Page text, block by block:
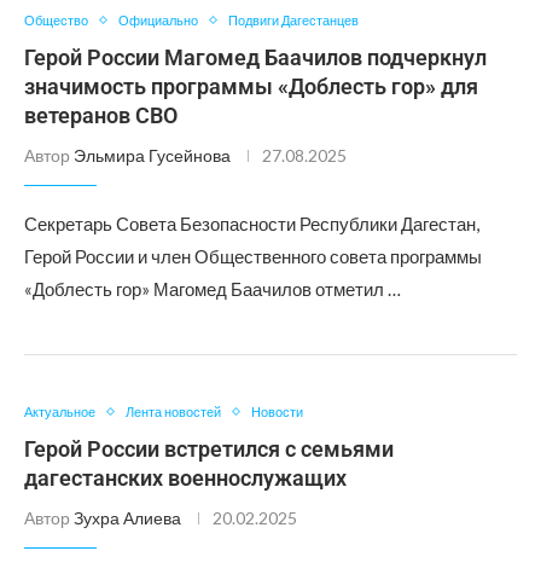
Общество Официально Подвиги Дагестанцев
Герой России Магомед Баачилов подчеркнул
значимость программы «Доблесть гор» для
ветеранов СВО
Автор Эльмира Гусейнова 27.08.2025
Секретарь Совета Безопасности Республики Дагестан,
Герой России и член Общественного совета программы
«Доблесть гор» Магомед Баачилов отметил …
Актуальное Лента новостей Новости
Герой России встретился с семьями
дагестанских военнослужащих
Автор Зухра Алиева 20.02.2025